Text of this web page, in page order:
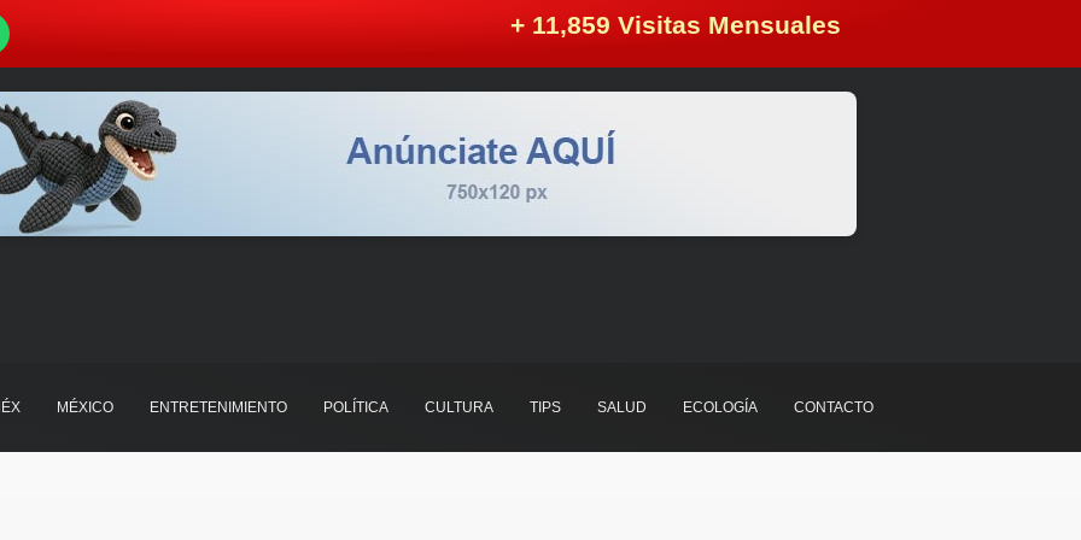
+ 11,859 Visitas Mensuales
MÉXICO ENTRETENIMIENTO POLÍTICA CULTURA TIPS SALUD ECOLOGÍA CONTACTO